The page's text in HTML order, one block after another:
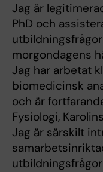
Jag är
PhD och
morgondagens
Jag har arbetat
biomedicinsk
och är
Fysiologi,
Jag är särskilt